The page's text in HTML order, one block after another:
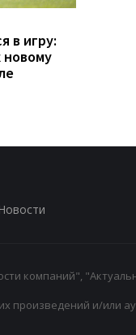
в игру:
новому
Новости
компаний",
произведений и/или